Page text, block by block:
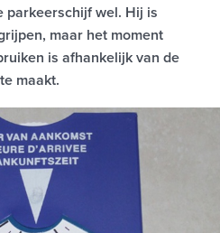
parkeerschijf wel. Hij is
maar het moment
is afhankelijk van de
maakt.